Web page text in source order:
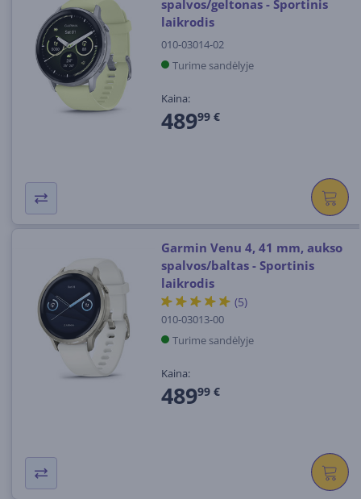
spalvos/geltonas - Sportinis
laikrodis
010-03014-02
Turime sandėlyje
Kaina:
48999 €
Garmin Venu 4, 41 mm, aukso
spalvos/baltas - Sportinis
laikrodis
(5)
010-03013-00
Turime sandėlyje
Kaina:
48999 €